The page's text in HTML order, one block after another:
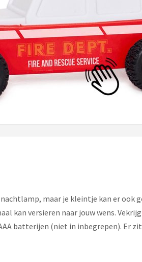
maar je kleintje kan er ook
kan versieren naar jouw wens.
batterijen (niet in inbegrepen).